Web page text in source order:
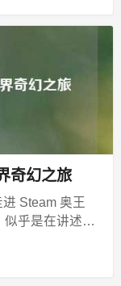
奇幻之旅
Steam 奥王
似乎是在讲述进